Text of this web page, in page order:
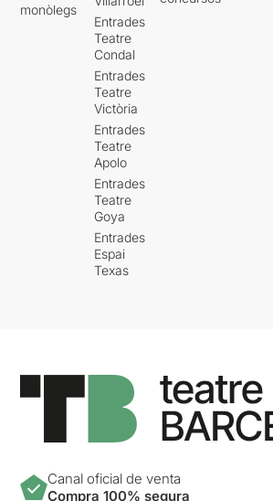
monòlegs
Entrades
Teatre
Condal
Entrades
Teatre
Victòria
Entrades
Teatre
Apolo
Entrades
Teatre
Goya
Entrades
Espai
Texas
Canal oficial de venta
Compra 100% segura